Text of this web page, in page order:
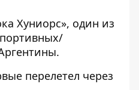
Хуниорс», один из
перелетел через